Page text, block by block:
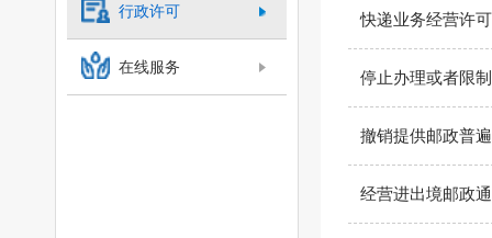
行政许可
在线服务
快递业务经营许可
停止办理或者限
撤销提供邮政普
经营进出境邮政